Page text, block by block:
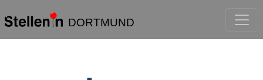
DORTMUND